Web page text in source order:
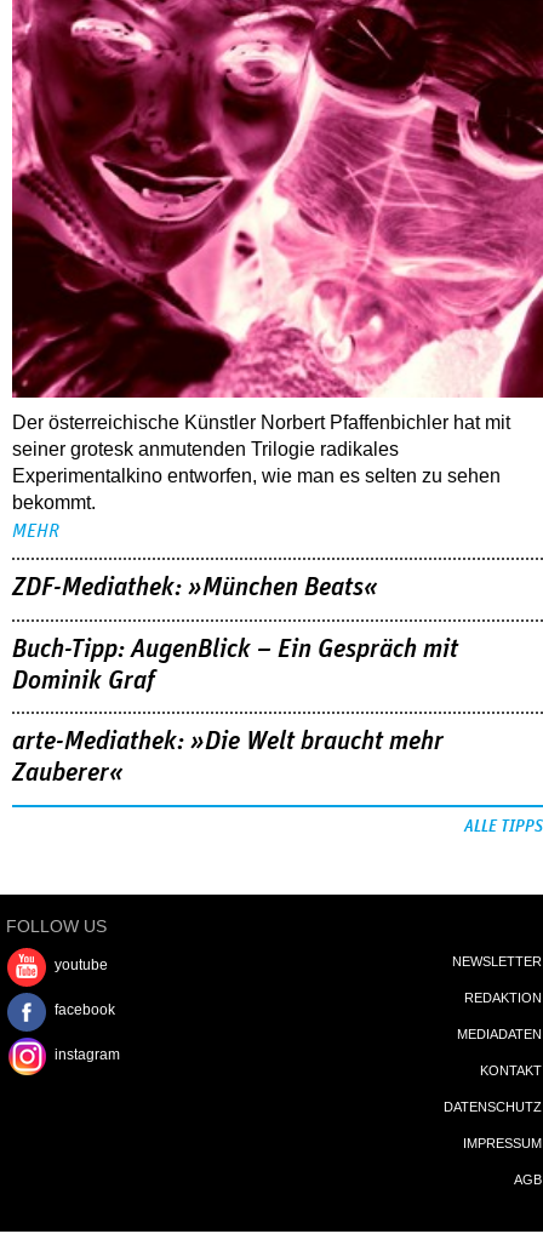
Der österreichische Künstler Norbert Pfaffenbichler hat mit
seiner grotesk anmutenden Trilogie radikales
Experimentalkino entworfen, wie man es selten zu sehen
bekommt.
MEHR
ZDF-Mediathek: »München Beats«
Buch-Tipp: AugenBlick – Ein Gespräch mit
Dominik Graf
arte-Mediathek: »Die Welt braucht mehr
Zauberer«
ALLE TIPPS
FOLLOW US
youtube
facebook
instagram
NEWSLETTER
REDAKTION
MEDIADATEN
KONTAKT
DATENSCHUTZ
IMPRESSUM
AGB